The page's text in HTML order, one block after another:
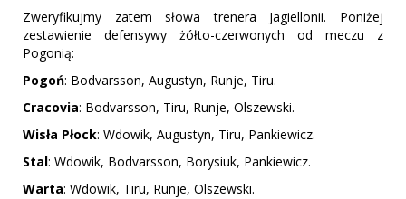
Zweryfikujmy zatem słowa trenera Jagiellonii. Poniżej
zestawienie defensywy żółto-czerwonych od meczu z
Pogonią:
Pogoń: Bodvarsson, Augustyn, Runje, Tiru.
Cracovia: Bodvarsson, Tiru, Runje, Olszewski.
Wisła Płock: Wdowik, Augustyn, Tiru, Pankiewicz.
Stal: Wdowik, Bodvarsson, Borysiuk, Pankiewicz.
Warta: Wdowik, Tiru, Runje, Olszewski.